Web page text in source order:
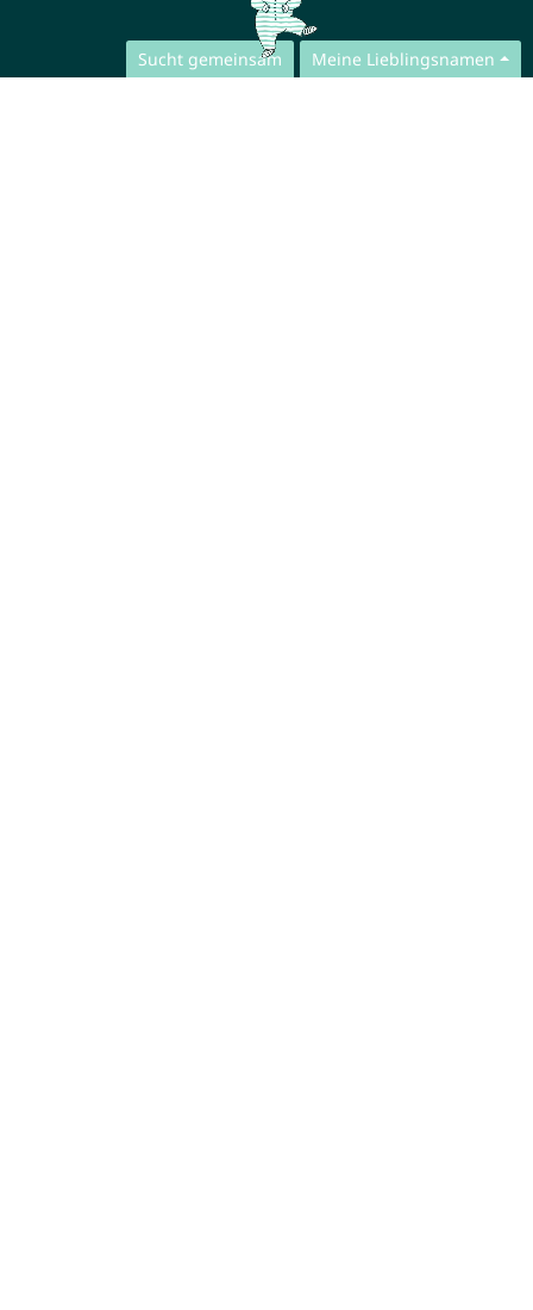
Sucht gemeinsam Meine Lieblingsnamen